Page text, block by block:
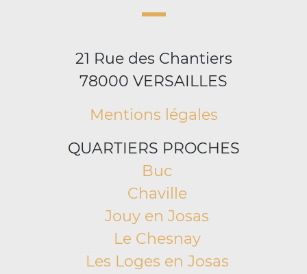
21 Rue des Chantiers
78000 VERSAILLES
Mentions légales
QUARTIERS PROCHES
Buc
Chaville
Jouy en Josas
Le Chesnay
Les Loges en Josas